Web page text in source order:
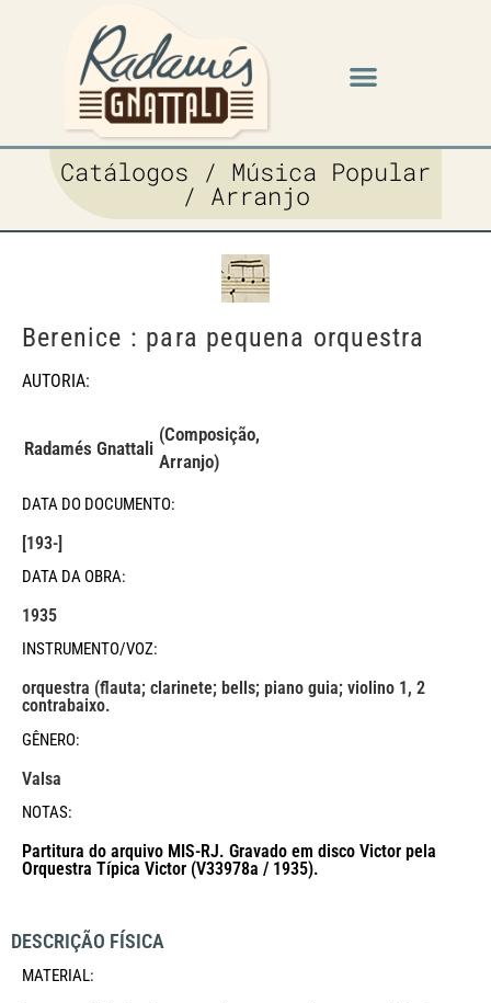
Catálogos / Música Popular
/ Arranjo
Berenice : para pequena orquestra
AUTORIA:
Radamés Gnattali
(Composição,
Arranjo)
DATA DO DOCUMENTO:
[193-]
DATA DA OBRA:
1935
INSTRUMENTO/VOZ:
orquestra (flauta; clarinete; bells; piano guia; violino 1, 2
contrabaixo.
GÊNERO:
Valsa
NOTAS:
Partitura do arquivo MIS-RJ. Gravado em disco Victor pela
Orquestra Típica Victor (V33978a / 1935).
DESCRIÇÃO FÍSICA
MATERIAL: